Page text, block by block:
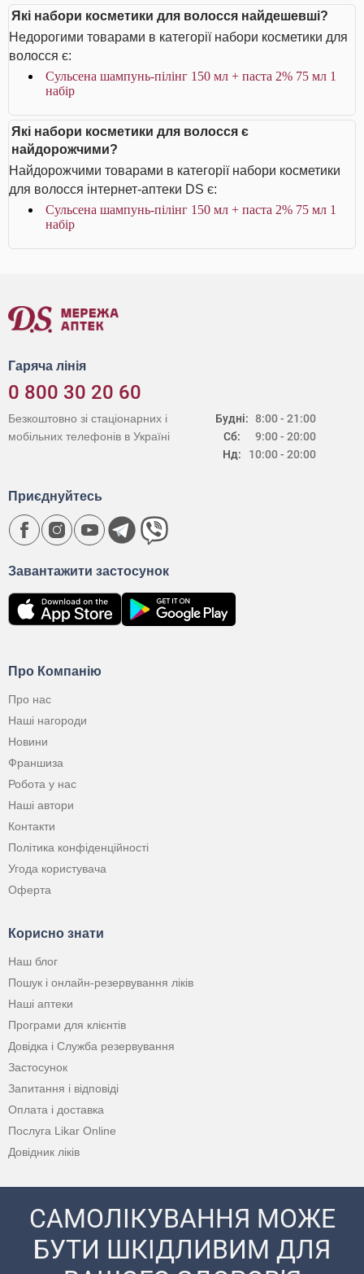
Які набори косметики для волосся найдешевші?
Недорогими товарами в категорії набори косметики для
волосся є:
Сульсена шампунь-пілінг 150 мл + паста 2% 75 мл 1
набір
Які набори косметики для волосся є
найдорожчими?
Найдорожчими товарами в категорії набори косметики
для волосся інтернет-аптеки DS є:
Сульсена шампунь-пілінг 150 мл + паста 2% 75 мл 1
набір
Гаряча лінія
0 800 30 20 60
Будні:
Сб:
Нд:
8:00 - 21:00
9:00 - 20:00
10:00 - 20:00
Безкоштовно зі стаціонарних і
мобільних телефонів в Україні
Про Компанію
Про нас
Наші нагороди
Новини
Франшиза
Робота у нас
Наші автори
Контакти
Політика конфіденційності
Угода користувача
Оферта
Корисно знати
Наш блог
Пошук і онлайн-резервування ліків
Наші аптеки
Програми для клієнтів
Довідка і Служба резервування
Застосунок
Запитання і відповіді
Оплата і доставка
Послуга Likar Online
Довідник ліків
Завантажити застосунок
Приєднуйтесь
САМОЛІКУВАННЯ МОЖЕ
БУТИ ШКІДЛИВИМ ДЛЯ